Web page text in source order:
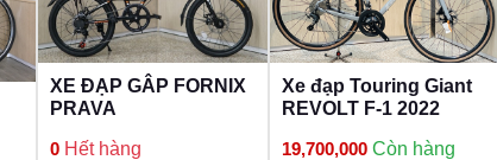
XE ĐẠP GÂP FORNIX
PRAVA
0 Hết hàng
Xe đạp Touring Giant
REVOLT F-1 2022
19,700,000 Còn hàng